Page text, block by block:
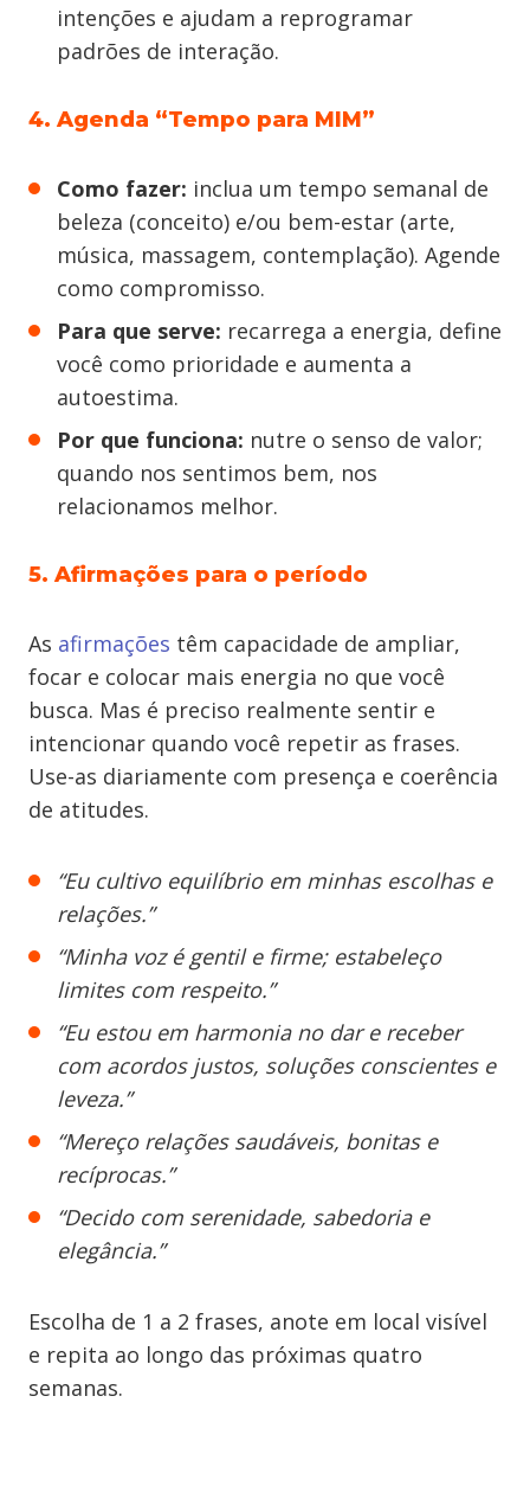
intenções e ajudam a reprogramar
padrões de interação.
4. Agenda “Tempo para MIM”
Como fazer: inclua um tempo semanal de
beleza (conceito) e/ou bem-estar (arte,
música, massagem, contemplação). Agende
como compromisso.
Para que serve: recarrega a energia, define
você como prioridade e aumenta a
autoestima.
Por que funciona: nutre o senso de valor;
quando nos sentimos bem, nos
relacionamos melhor.
5. Afirmações para o período
As afirmações têm capacidade de ampliar,
focar e colocar mais energia no que você
busca. Mas é preciso realmente sentir e
intencionar quando você repetir as frases.
Use-as diariamente com presença e coerência
de atitudes.
“Eu cultivo equilíbrio em minhas escolhas e
relações.”
“Minha voz é gentil e firme; estabeleço
limites com respeito.”
“Eu estou em harmonia no dar e receber
com acordos justos, soluções conscientes e
leveza.”
“Mereço relações saudáveis, bonitas e
recíprocas.”
“Decido com serenidade, sabedoria e
elegância.”
Escolha de 1 a 2 frases, anote em local visível
e repita ao longo das próximas quatro
semanas.